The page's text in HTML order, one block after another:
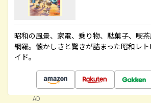
昭和の風景、家電、乗り物、駄菓子、喫
網羅。懐かしさと驚きが詰まった昭和レ
イド。
AD